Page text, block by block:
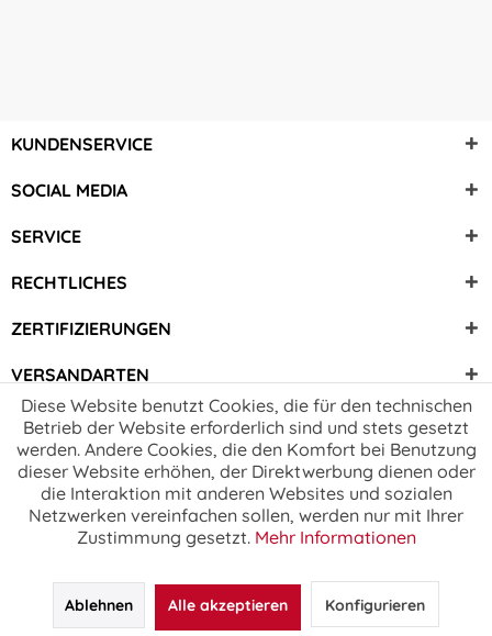
KUNDENSERVICE
SOCIAL MEDIA
SERVICE
RECHTLICHES
ZERTIFIZIERUNGEN
VERSANDARTEN
Diese Website benutzt Cookies, die für den technischen
Betrieb der Website erforderlich sind und stets gesetzt
werden. Andere Cookies, die den Komfort bei Benutzung
dieser Website erhöhen, der Direktwerbung dienen oder
die Interaktion mit anderen Websites und sozialen
Netzwerken vereinfachen sollen, werden nur mit Ihrer
Zustimmung gesetzt. Mehr Informationen
Ablehnen Alle akzeptieren Konfigurieren